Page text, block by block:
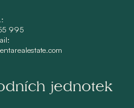
995
jednotek